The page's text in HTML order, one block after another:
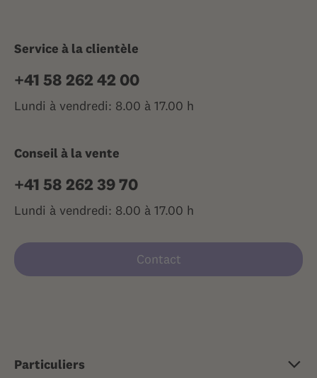
Service à la clientèle
+41 58 262 42 00
Lundi à vendredi: 8.00 à 17.00 h
Conseil à la vente
+41 58 262 39 70
Lundi à vendredi: 8.00 à 17.00 h
Contact
Particuliers